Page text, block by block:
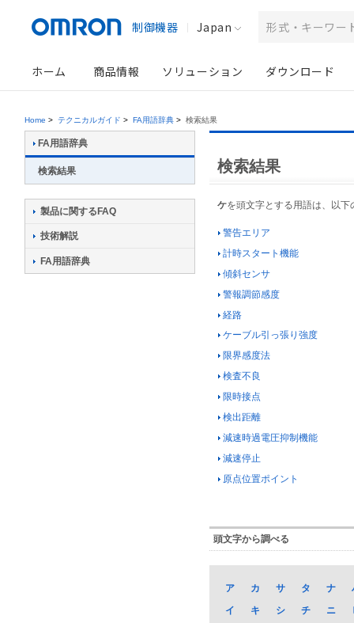
制御機器 Japan
ホーム 商品情報 ソリューション ダウンロード
Home > テクニカルガイド > FA用語辞典 > 検索結果
検索結果
ケを頭文字とする用語は、以下
警告エリア
計時スタート機能
傾斜センサ
警報調節感度
経路
ケーブル引っ張り強度
限界感度法
検査不良
限時接点
検出距離
減速時過電圧抑制機能
減速停止
原点位置ポイント
頭文字から調べる
ア カ サ タ ナ
イ
キ シ チ ニ
FA用語辞典
検索結果
製品に関するFAQ
技術解説
FA用語辞典